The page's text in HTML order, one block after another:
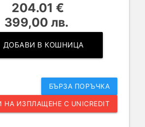
204.01 €
399,00 лв.
ДОБАВИ В КОШНИЦА
БЪРЗА ПОРЪЧКА
НА ИЗПЛАЩЕНЕ С UNICREDIT